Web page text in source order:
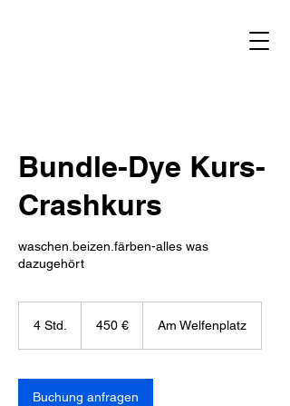
Bundle-Dye Kurs-
Crashkurs
waschen.beizen.färben-alles was
dazugehört
4 Std.
d
.
450 € Am Welfenplatz
Buchung anfragen